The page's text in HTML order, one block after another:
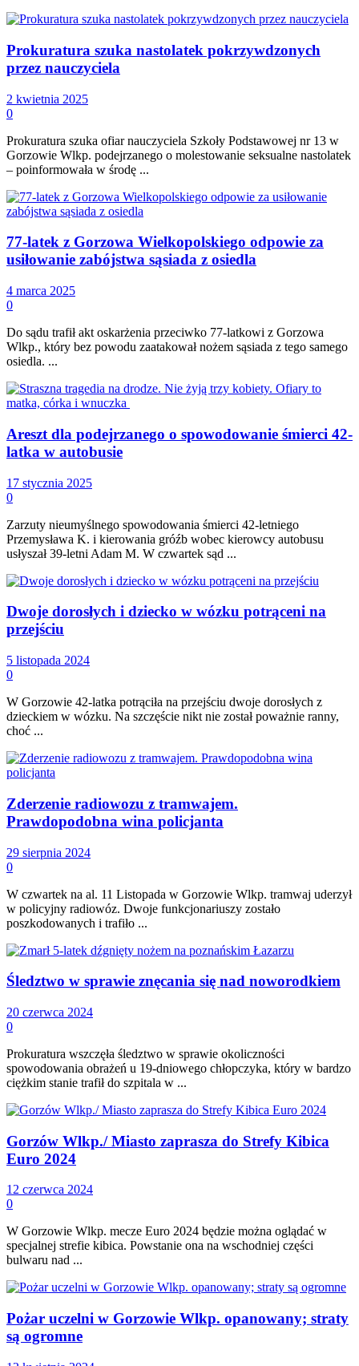
Prokuratura szuka nastolatek pokrzywdzonych
przez nauczyciela
2 kwietnia 2025
0
Prokuratura szuka ofiar nauczyciela Szkoły Podstawowej nr 13 w
Gorzowie Wlkp. podejrzanego o molestowanie seksualne nastolatek
– poinformowała w środę ...
77-latek z Gorzowa Wielkopolskiego odpowie za
usiłowanie zabójstwa sąsiada z osiedla
4 marca 2025
0
Do sądu trafił akt oskarżenia przeciwko 77-latkowi z Gorzowa
Wlkp., który bez powodu zaatakował nożem sąsiada z tego samego
osiedla. ...
Areszt dla podejrzanego o spowodowanie śmierci 42-
latka w autobusie
17 stycznia 2025
0
Zarzuty nieumyślnego spowodowania śmierci 42-letniego
Przemysława K. i kierowania gróźb wobec kierowcy autobusu
usłyszał 39-letni Adam M. W czwartek sąd ...
Dwoje dorosłych i dziecko w wózku potrąceni na
przejściu
5 listopada 2024
0
W Gorzowie 42-latka potrąciła na przejściu dwoje dorosłych z
dzieckiem w wózku. Na szczęście nikt nie został poważnie ranny,
choć ...
Zderzenie radiowozu z tramwajem.
Prawdopodobna wina policjanta
29 sierpnia 2024
0
W czwartek na al. 11 Listopada w Gorzowie Wlkp. tramwaj uderzył
w policyjny radiowóz. Dwoje funkcjonariuszy zostało
poszkodowanych i trafiło ...
Śledztwo w sprawie znęcania się nad noworodkiem
20 czerwca 2024
0
Prokuratura wszczęła śledztwo w sprawie okoliczności
spowodowania obrażeń u 19-dniowego chłopczyka, który w bardzo
ciężkim stanie trafił do szpitala w ...
Gorzów Wlkp./ Miasto zaprasza do Strefy Kibica
Euro 2024
12 czerwca 2024
0
W Gorzowie Wlkp. mecze Euro 2024 będzie można oglądać w
specjalnej strefie kibica. Powstanie ona na wschodniej części
bulwaru nad ...
Pożar uczelni w Gorzowie Wlkp. opanowany; straty
są ogromne